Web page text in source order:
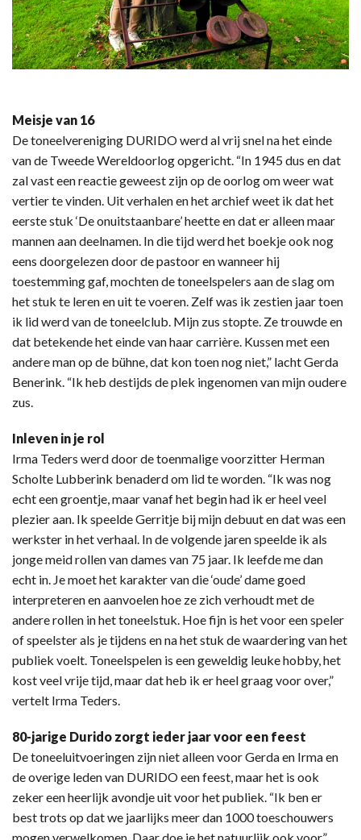
Meisje van 16
De toneelvereniging DURIDO werd al vrij snel na het einde
van de Tweede Wereldoorlog opgericht. “In 1945 dus en dat
zal vast een reactie geweest zijn op de oorlog om weer wat
vertier te vinden. Uit verhalen en het archief weet ik dat het
eerste stuk ‘De onuitstaanbare’ heette en dat er alleen maar
mannen aan deelnamen. In die tijd werd het boekje ook nog
eens doorgelezen door de pastoor en wanneer hij
toestemming gaf, mochten de toneelspelers aan de slag om
het stuk te leren en uit te voeren. Zelf was ik zestien jaar toen
ik lid werd van de toneelclub. Mijn zus stopte. Ze trouwde en
dat betekende het einde van haar carrière. Kussen met een
andere man op de bühne, dat kon toen nog niet,” lacht Gerda
Benerink. “Ik heb destijds de plek ingenomen van mijn oudere
zus.
Inleven in je rol
Irma Teders werd door de toenmalige voorzitter Herman
Scholte Lubberink benaderd om lid te worden. “Ik was nog
echt een groentje, maar vanaf het begin had ik er heel veel
plezier aan. Ik speelde Gerritje bij mijn debuut en dat was een
werkster in het verhaal. In de volgende jaren speelde ik als
jonge meid rollen van dames van 75 jaar. Ik leefde me dan
echt in. Je moet het karakter van die ‘oude’ dame goed
interpreteren en aanvoelen hoe ze zich verhoudt met de
andere rollen in het toneelstuk. Hoe fijn is het voor een speler
of speelster als je tijdens en na het stuk de waardering van het
publiek voelt. Toneelspelen is een geweldig leuke hobby, het
kost veel vrije tijd, maar dat heb ik er heel graag voor over,”
vertelt Irma Teders.
80-jarige Durido zorgt ieder jaar voor een feest
De toneeluitvoeringen zijn niet alleen voor Gerda en Irma en
de overige leden van DURIDO een feest, maar het is ook
zeker een heerlijk avondje uit voor het publiek. “Ik ben er
best trots op dat we jaarlijks meer dan 1000 toeschouwers